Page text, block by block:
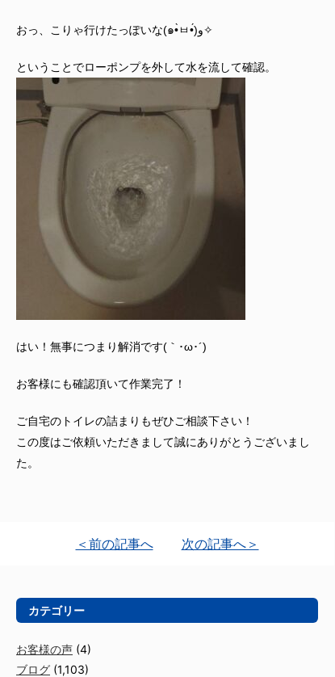
おっ、こりゃ行けたっぽいな(๑•̀ㅂ•́)و✧
ということでローポンプを外して水を流して確認。
はい！無事につまり解消です(｀･ω･´)ゞ
お客様にも確認頂いて作業完了！
ご自宅のトイレの詰まりもぜひご相談下さい！
この度はご依頼いただきまして誠にありがとうございまし
た。
＜前の記事へ 次の記事へ＞
カテゴリー
お客様の声 (4)
ブログ (1,103)